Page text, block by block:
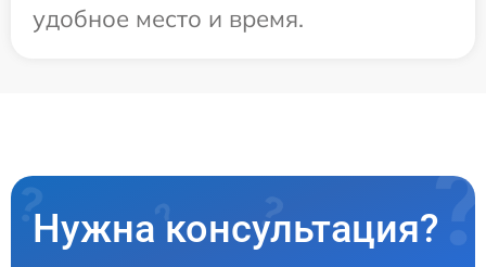
удобное место и время.
Нужна консультация?